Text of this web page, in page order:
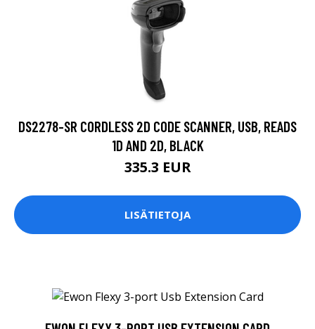
DS2278-SR CORDLESS 2D CODE SCANNER, USB, READS
1D AND 2D, BLACK
335.3 EUR
LISÄTIETOJA